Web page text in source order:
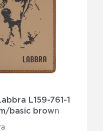
L159-761-1
basic brown